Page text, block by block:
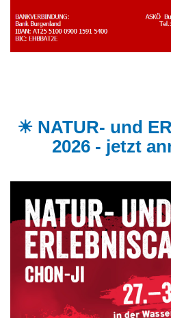
☀ NATUR- und
2026 - jetzt